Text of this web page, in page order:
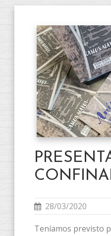
28/03/2020
Teníamos previsto